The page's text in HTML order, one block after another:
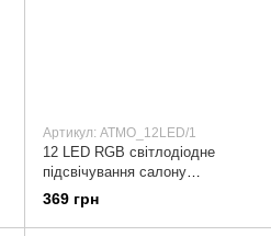
Артикул: ATMO_12LED/1
12 LED RGB світлодіодне
підсвічування салону
мікрофоном (реагує на звук) 16
режимів, через додаток
369 грн